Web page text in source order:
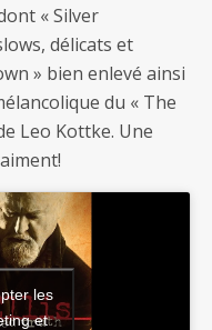
« Silver
délicats et
» bien enlevé ainsi
du « The
Leo Kottke. Une
les
et